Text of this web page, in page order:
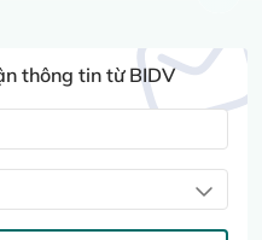
thông tin từ BIDV